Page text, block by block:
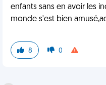
enfants sans en avoir les
monde s'est bien
8 0